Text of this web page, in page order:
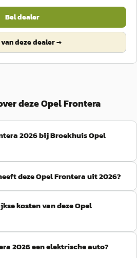
Bel dealer
deze dealer →
deze Opel Frontera
2026 bij Broekhuis Opel
deze Opel Frontera uit 2026?
kosten van deze Opel
2026 een elektrische auto?